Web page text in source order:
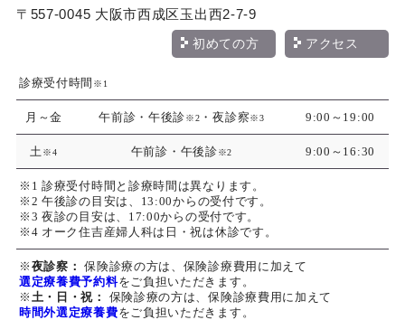
〒557-0045 大阪市西成区玉出西2-7-9
初めての方 アクセス
診療受付時間 ※1
月～金 午前診・午後診※2 ・夜診察※3 9:00～19:00
土 ※4 午前診・午後診※2 9:00～16:30
※1 診療受付時間と診療時間は異なります。
※2 午後診の目安は、13:00からの受付です。
※3 夜診の目安は、17:00からの受付です。
※4 オーク住吉産婦人科は日・祝は休診です。
※ 夜診察： 保険診療の方は、保険診療費用に加えて
選定療養費予約料をご負担いただきます。
※ 土・日・祝：
保険診療の方は、保険診療費用に加えて
時間外選定療養費をご負担いただきます。